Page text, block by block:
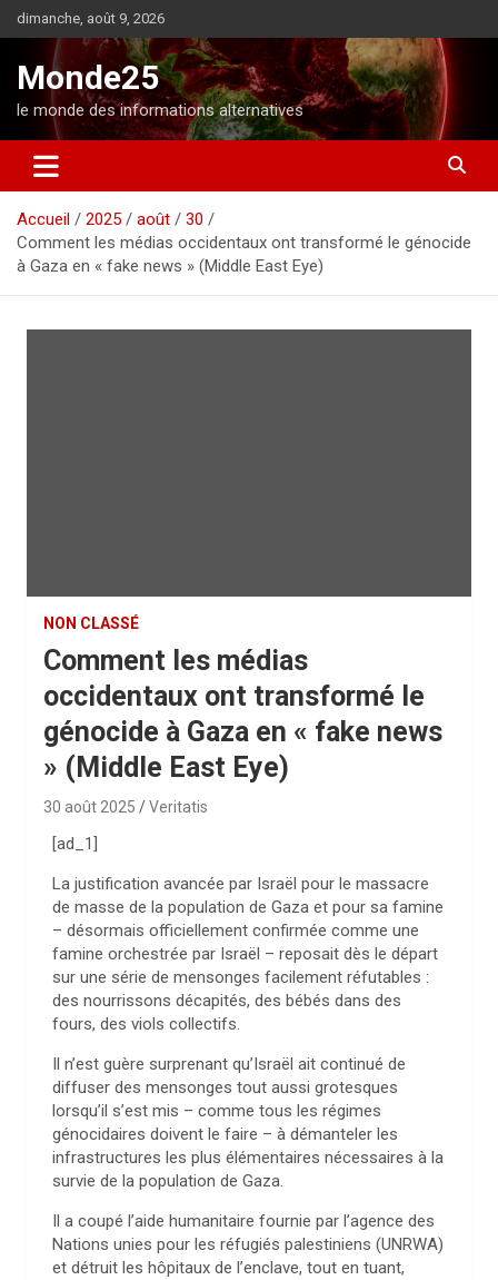
l
o
n
dimanche, août 9, 2026
Monde25
le monde des informations alternatives
Accueil 2025 août
30
Comment les médias occidentaux ont transformé le génocide
à Gaza en « fake news » (Middle East Eye)
NON CLASSÉ
Comment les médias
occidentaux ont transformé le
génocide à Gaza en « fake news
» (Middle East Eye)
30 août 2025 Veritatis
[ad_1]
La justification avancée par Israël pour le massacre
de masse de la population de Gaza et pour sa famine
– désormais officiellement confirmée comme une
famine orchestrée par Israël – reposait dès le départ
sur une série de mensonges facilement réfutables :
des nourrissons décapités, des bébés dans des
fours, des viols collectifs.
Il n’est guère surprenant qu’Israël ait continué de
diffuser des mensonges tout aussi grotesques
lorsqu’il s’est mis – comme tous les régimes
génocidaires doivent le faire – à démanteler les
infrastructures les plus élémentaires nécessaires à la
survie de la population de Gaza.
Il a coupé l’aide humanitaire fournie par l’agence des
Nations unies pour les réfugiés palestiniens (UNRWA)
et détruit les hôpitaux de l’enclave, tout en tuant,